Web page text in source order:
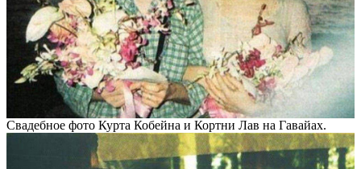
Свадебное фото Курта Кобейна и Кортни Лав на Гавайах.